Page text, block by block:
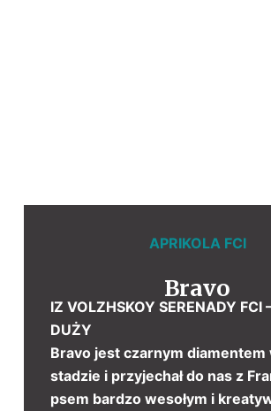
APRIKOLA FCI
Bravo
IZ VOLZHSKOY SERENADY FCI
DUŻY
Bravo jest czarnym diamentem
stadzie i przyjechał do nas z
psem bardzo wesołym i